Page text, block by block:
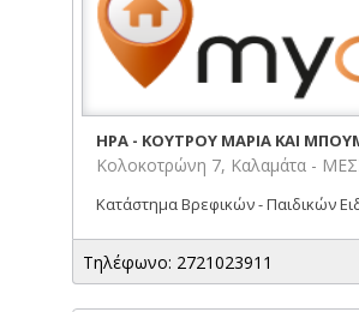
ΗΡΑ - ΚΟΥΤΡΟΥ ΜΑΡΙΑ ΚΑΙ
Κολοκοτρώνη 7, Καλαμάτα -
Κατάστημα Βρεφικών - Παιδικών
Τηλέφωνο: 2721023911